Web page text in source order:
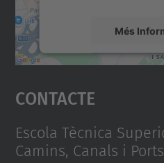
Més
powered by
Contacte
Escola Tècnica
Camins, Canals i